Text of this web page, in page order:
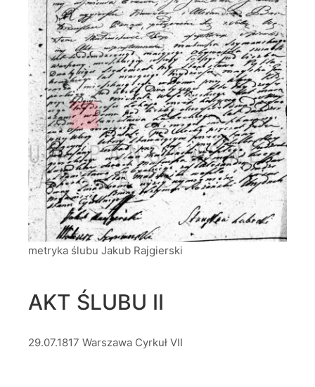
metryka ślubu Jakub Rajgierski
AKT ŚLUBU II
29.07.1817 Warszawa Cyrkuł VII